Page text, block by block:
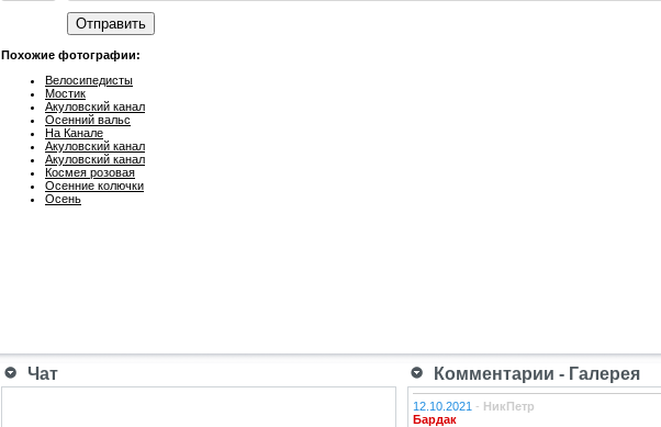
Отправить
Похожие фотографии:
Велосипедисты
Мостик
Акуловский канал
Осенний вальс
На Канале
Акуловский канал
Акуловский канал
Космея розовая
Осенние колючки
Осень
Чат Комментарии - Галерея
12.10.2021 - НикПетр
Бардак